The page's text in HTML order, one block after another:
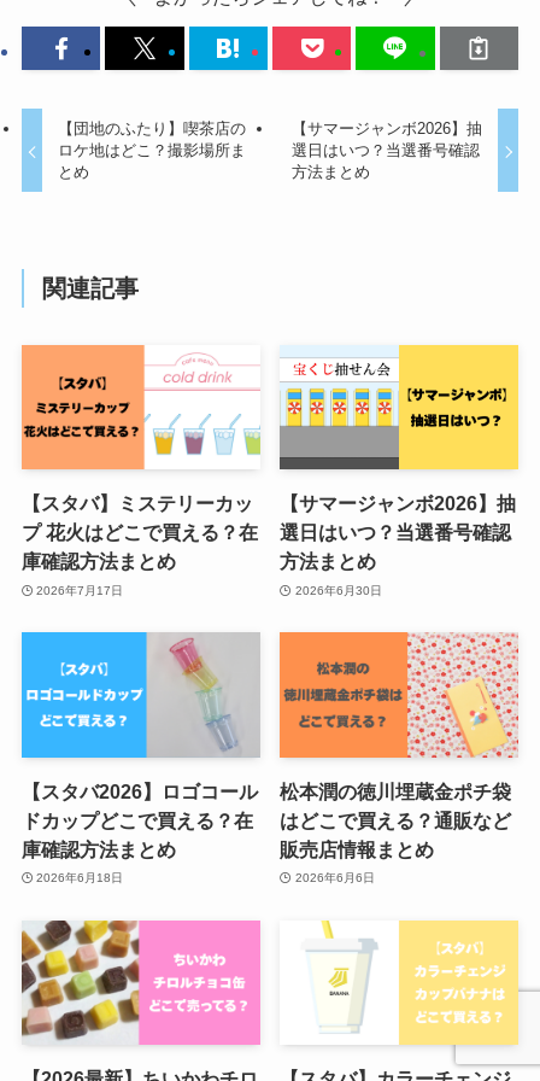
【団地のふたり】喫茶店の
ロケ地はどこ？撮影場所ま
とめ
【サマージャンボ2026】抽
選日はいつ？当選番号確認
方法まとめ
関連記事
【スタバ】ミステリーカッ
プ 花火はどこで買える？在
庫確認方法まとめ
2026年7月17日
【サマージャンボ2026】抽
選日はいつ？当選番号確認
方法まとめ
2026年6月30日
【スタバ2026】ロゴコール
ドカップどこで買える？在
庫確認方法まとめ
2026年6月18日
松本潤の徳川埋蔵金ポチ袋
はどこで買える？通販など
販売店情報まとめ
2026年6月6日